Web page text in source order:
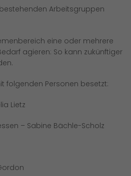
Arbeitsgruppen
eine oder mehrere
agieren: So kann zukünftiger
folgenden Personen besetzt:
Lietz
– Sabine Bächle-Scholz